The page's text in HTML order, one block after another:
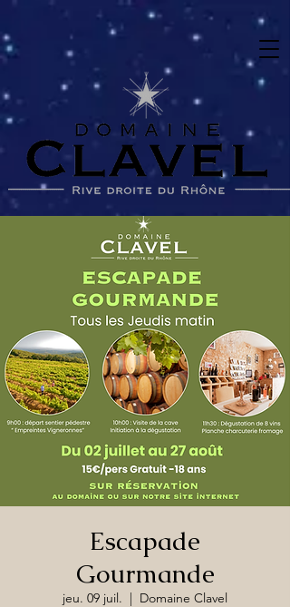
Escapade
Gourmande
jeu. 09 juil.
  |
Domaine Clavel